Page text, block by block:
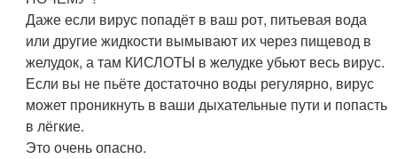
Даже если вирус попадёт в ваш рот, питьевая вода
или другие жидкости вымывают их через пищевод в
желудок, а там КИСЛОТЫ в желудке убьют весь вирус.
Если вы не пьёте достаточно воды регулярно, вирус
может проникнуть в ваши дыхательные пути и попасть
в лёгкие.
Это очень опасно.